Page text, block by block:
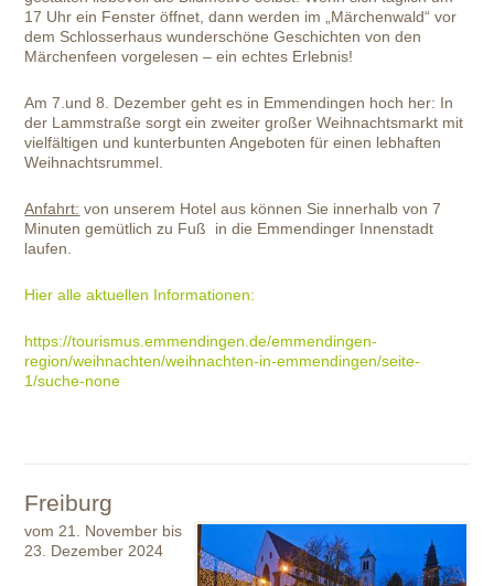
17 Uhr ein Fenster öffnet, dann werden im „Märchenwald“ vor
dem Schlosserhaus wunderschöne Geschichten von den
Märchenfeen vorgelesen – ein echtes Erlebnis!
Am 7.und 8. Dezember geht es in Emmendingen hoch her: In
der Lammstraße sorgt ein zweiter großer Weihnachtsmarkt mit
vielfältigen und kunterbunten Angeboten für einen lebhaften
Weihnachtsrummel.
Anfahrt: von unserem Hotel aus können Sie innerhalb von 7
Minuten gemütlich zu Fuß in die Emmendinger Innenstadt
laufen.
Hier alle aktuellen Informationen:
https://tourismus.emmendingen.de/emmendingen-
region/weihnachten/weihnachten-in-emmendingen/seite-
1/suche-none
Freiburg
vom 21. November bis
23. Dezember 2024